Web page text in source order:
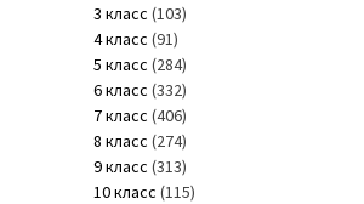
3 класс (103)
4 класс (91)
5 класс (284)
6 класс (332)
7 класс (406)
8 класс (274)
9 класс (313)
10 класс (115)